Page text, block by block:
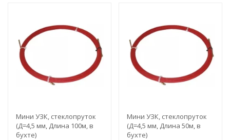
Мини УЗК, стеклопруток
(Д=4,5 мм, Длина 100м, в
бухте)
Мини УЗК, стеклопруток
(Д=4,5 мм, Длина 50м, в
бухте)